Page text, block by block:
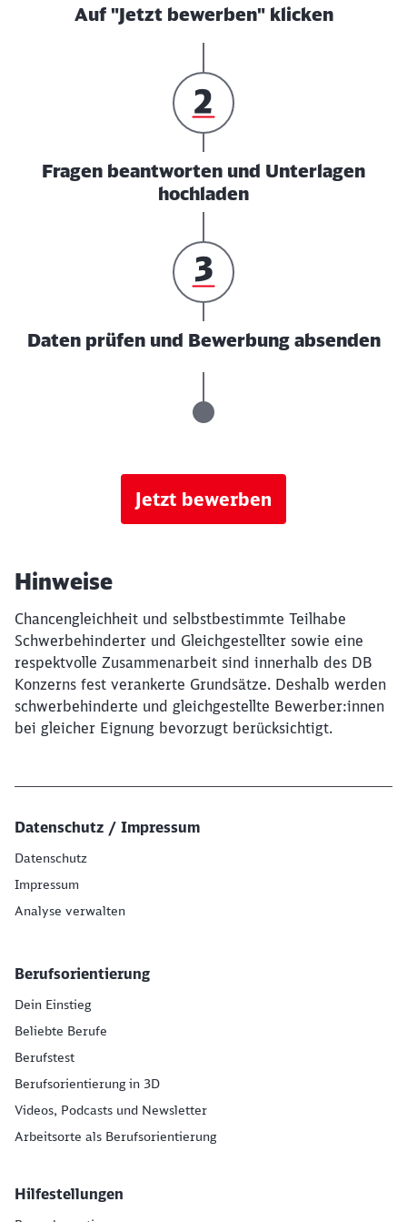
Auf "Jetzt bewerben" klicken
Fragen beantworten und Unterlagen
hochladen
Daten prüfen und Bewerbung absenden
Jetzt bewerben
Hinweise
Chancengleichheit und selbstbestimmte Teilhabe
Schwerbehinderter und Gleichgestellter sowie eine
respektvolle Zusammenarbeit sind innerhalb des DB
Konzerns fest verankerte Grundsätze. Deshalb werden
schwerbehinderte und gleichgestellte Bewerber:innen
bei gleicher Eignung bevorzugt berücksichtigt.
Datenschutz / Impressum
Datenschutz
Impressum
Analyse verwalten
Berufsorientierung
Dein Einstieg
Beliebte Berufe
Berufstest
Berufsorientierung in 3D
Videos, Podcasts und Newsletter
Arbeitsorte als Berufsorientierung
Hilfestellungen